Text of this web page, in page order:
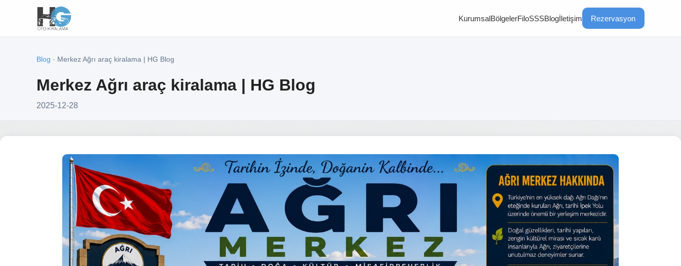
KurumsalBölgelerFiloSSSBlogİletişim Rezervasyon
Blog · Merkez Ağrı araç kiralama | HG Blog
Merkez Ağrı araç kiralama | HG Blog
2025-12-28